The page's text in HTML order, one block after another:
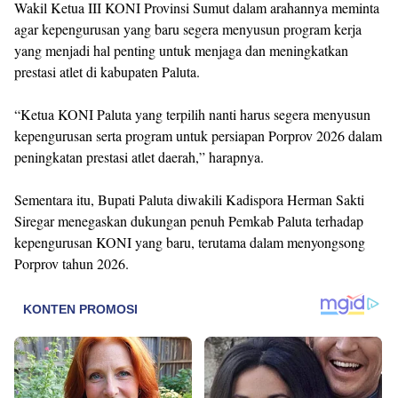
Wakil Ketua III KONI Provinsi Sumut dalam arahannya meminta
agar kepengurusan yang baru segera menyusun program kerja
yang menjadi hal penting untuk menjaga dan meningkatkan
prestasi atlet di kabupaten Paluta.
“Ketua KONI Paluta yang terpilih nanti harus segera menyusun
kepengurusan serta program untuk persiapan Porprov 2026 dalam
peningkatan prestasi atlet daerah,” harapnya.
Sementara itu, Bupati Paluta diwakili Kadispora Herman Sakti
Siregar menegaskan dukungan penuh Pemkab Paluta terhadap
kepengurusan KONI yang baru, terutama dalam menyongsong
Porprov tahun 2026.